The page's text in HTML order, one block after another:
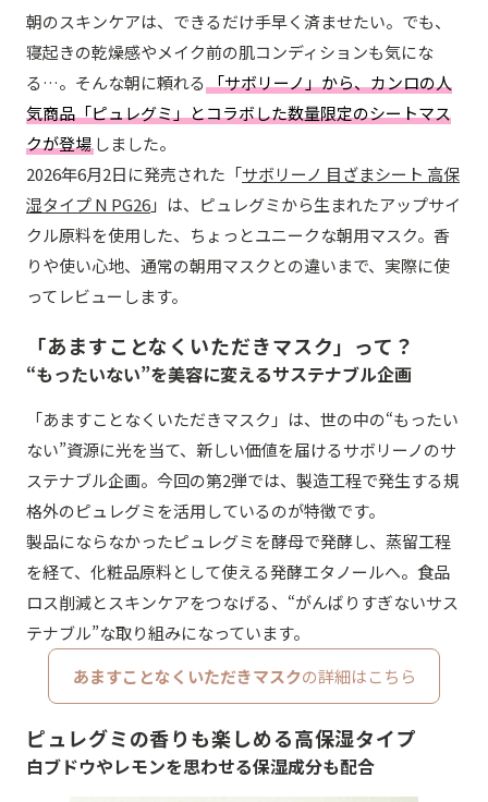
朝のスキンケアは、できるだけ手早く済ませたい。でも、
寝起きの乾燥感やメイク前の肌コンディションも気にな
る…。そんな朝に頼れる 「サボリーノ」から、カンロの人
気商品「ピュレグミ」とコラボした数量限定のシートマス
クが登場 しました。
2026年6月2日に発売された「サボリーノ 目ざまシート 高保
湿タイプ N PG26」は、ピュレグミから生まれたアップサイ
クル原料を使用した、ちょっとユニークな朝用マスク。香
りや使い心地、通常の朝用マスクとの違いまで、実際に使
ってレビューします。
「あますことなくいただきマスク」って？
“もったいない”を美容に変えるサステナブル企画
「あますことなくいただきマスク」は、世の中の“もったい
ない”資源に光を当て、新しい価値を届けるサボリーノのサ
ステナブル企画。今回の第2弾では、製造工程で発生する規
格外のピュレグミを活用しているのが特徴です。
製品にならなかったピュレグミを酵母で発酵し、蒸留工程
を経て、化粧品原料として使える発酵エタノールへ。食品
ロス削減とスキンケアをつなげる、“がんばりすぎないサス
テナブル”な取り組みになっています。
あますことなくいただきマスクの詳細はこちら
ピュレグミの香りも楽しめる高保湿タイプ
白ブドウやレモンを思わせる保湿成分も配合